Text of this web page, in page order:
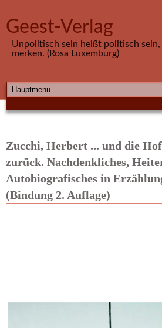
Geest-Verlag
Unpolitisch sein heißt politisch sein,
merken. (Rosa Luxemburg)
HAUPTMENÜ
Zucchi, Herbert ... und die
zurück. Nachdenkliches,
Autobiografisches in
(Bindung 2. Auflage)